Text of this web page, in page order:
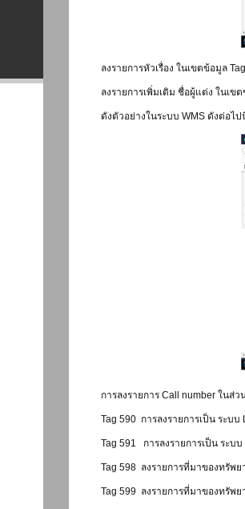
ลงรายการหัวเรื่อง ในเขตข้อมูล
ลงรายการเพิ่มเติม ชื่อผู้แต่ง ในเข
ดังตัวอย่างในระบบ WMS ดังต่อไป
การลงรายการ Call number ในส่
Tag 590 การลงรายการเป็น ระบบ
Tag 591 การลงรายการเป็น ระบบ
Tag 598 ลงรายการที่มาของทรัพ
Tag 599 ลงรายการที่มาของทรัพย